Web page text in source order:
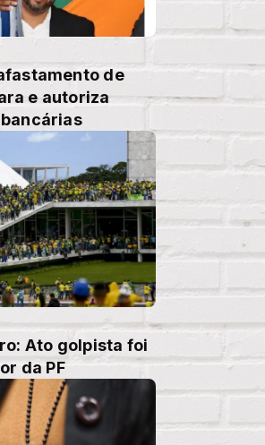
de
e autoriza
Ato golpista foi
da PF